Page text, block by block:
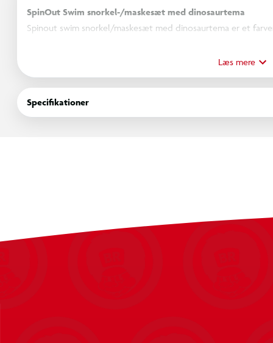
SpinOut Swim snorkel-/maskesæt med dinosaurtema
Spinout swim snorkel/maskesæt med dinosaurtema er et
Masken har bløde og fleksible kanter, som giver en
udsyn under vandet. Sættet er velegnet til leg i pool og ved
Egnet til pool og strand
Læs mere
Specifikationer